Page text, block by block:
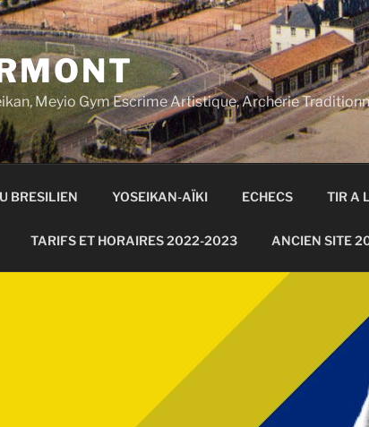
Meyio Gym Escrime Artistique, Archerie
BRESILIEN YOSEIKAN-AÏKI ECHECS TIR A
TARIFS ET HORAIRES 2022-2023 ANCIEN SITE